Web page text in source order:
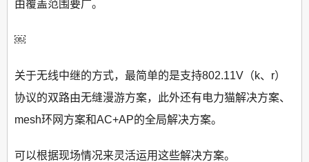
由覆盖范围要广。
￼
关于无线中继的方式，最简单的是支持802.11V（k、r）
协议的双路由无缝漫游方案，此外还有电力猫解决方案、
mesh环网方案和AC+AP的全局解决方案。
可以根据现场情况来灵活运用这些解决方案。